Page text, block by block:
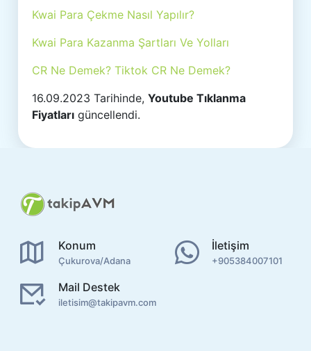
Kwai Para Çekme Nasıl Yapılır?
Kwai Para Kazanma Şartları Ve Yolları
CR Ne Demek? Tiktok CR Ne Demek?
16.09.2023 Tarihinde,Youtube Tıklanma
Fiyatları güncellendi.
Konum
Çukurova/Adana
İletişim
+905384007101
Mail Destek
iletisim@takipavm.com